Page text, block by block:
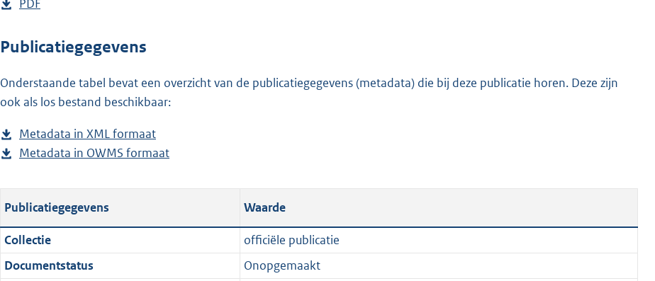
K
D
w
l
o
d
p
l
i
c
a
PDF
s
a
n
s
g
o
t
t
e
Publicatiegegevens
Onderstaande tabel bevat een overzicht van de publicatiegegevens (metadata) die bij deze publicatie horen. Deze zijn
ook als los bestand beschikbaar:
Metadata in XML formaat
e
t
n
Metadata in OWMS formaat
s
a
Publicatiegegevens Waarde
Collectie
officiële publicatie
Documentstatus
Onopgemaakt